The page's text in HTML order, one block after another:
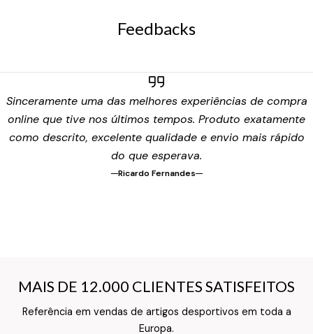
Feedbacks
Sinceramente uma das melhores experiências de compra
online que tive nos últimos tempos. Produto exatamente
como descrito, excelente qualidade e envio mais rápido
do que esperava.
Ricardo Fernandes
MAIS DE 12.000 CLIENTES SATISFEITOS
Referência em vendas de artigos desportivos em toda a
Europa.
MAIS DE 12.000 CLIENTES SATISFEITOS
Texto do Verso do Cartão de Informação